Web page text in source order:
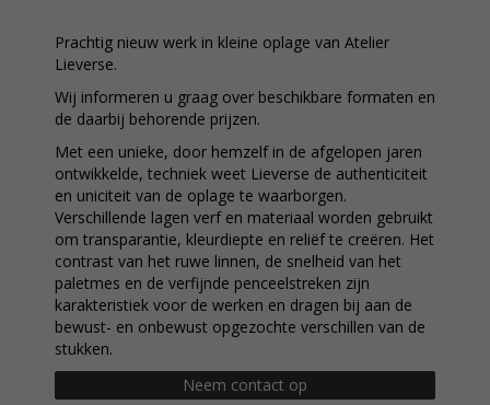
Prachtig nieuw werk in kleine oplage van Atelier
Lieverse.
Wij informeren u graag over beschikbare formaten en
de daarbij behorende prijzen.
Met een unieke, door hemzelf in de afgelopen jaren
ontwikkelde, techniek weet Lieverse de authenticiteit
en uniciteit van de oplage te waarborgen.
Verschillende lagen verf en materiaal worden gebruikt
om transparantie, kleurdiepte en reliëf te creëren. Het
contrast van het ruwe linnen, de snelheid van het
paletmes en de verfijnde penceelstreken zijn
karakteristiek voor de werken en dragen bij aan de
bewust- en onbewust opgezochte verschillen van de
stukken.
Neem contact op